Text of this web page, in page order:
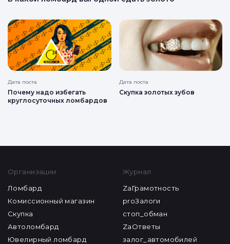
Дата поста
Почему надо избегать
круглосуточных ломбардов
Дата поста
Скупка золотых зубов
Организации
Ломбард
Комиссионный магазин
Скупка
Автоломбард
Ювелирный ломбард
Журнал
ZaГрамотность
proЗалоги
стоп_обман
ZaОтветы
залог_автомобилей